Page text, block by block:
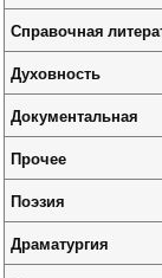
Справочная
Духовность
Документальная
Прочее
Поэзия
Драматургия